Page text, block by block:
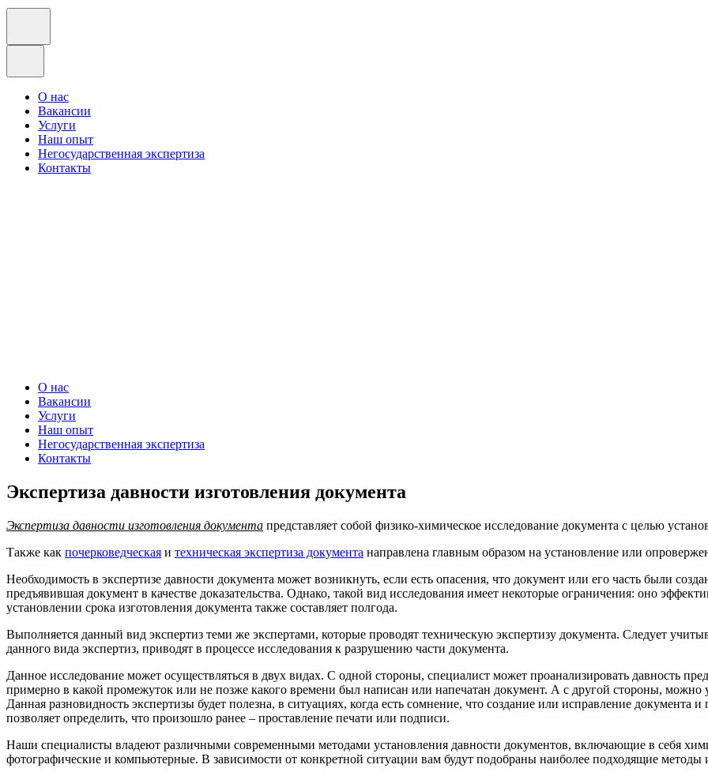
О нас
Вакансии
Услуги
Наш опыт
Негосударственная экспертиза
Контакты
О нас
Вакансии
Услуги
Наш опыт
Негосударственная экспертиза
Контакты
Экспертиза давности изготовления документа
Экспертиза давности изготовления документа представляет собой физико-химическое исследование документа с целью
Также как почерковедческая и техническая экспертиза документа направлена главным образом на установление или
Необходимость в экспертизе давности документа может возникнуть, если есть опасения, что документ или его часть были
предъявившая документ в качестве доказательства. Однако, такой вид исследования имеет некоторые ограничения: оно
установлении срока изготовления документа также составляет полгода.
Выполняется данный вид экспертиз теми же экспертами, которые проводят техническую экспертизу документа. Следует
данного вида экспертиз, приводят в процессе исследования к разрушению части документа.
Данное исследование может осуществляться в двух видах. С одной стороны, специалист может проанализировать давность
примерно в какой промежуток или не позже какого времени был написан или напечатан документ. А с другой стороны, можно
Данная разновидность экспертизы будет полезна, в ситуациях, когда есть сомнение, что создание или исправление
позволяет определить, что произошло ранее – проставление печати или подписи.
Наши специалисты владеют различными современными методами установления давности документов, включающие в себя
фотографические и компьютерные. В зависимости от конкретной ситуации вам будут подобраны наиболее подходящие методы